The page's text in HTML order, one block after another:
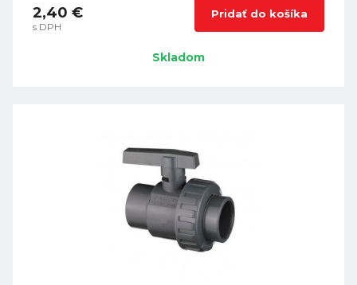
2,40 €
s DPH
Pridať do košíka
Skladom